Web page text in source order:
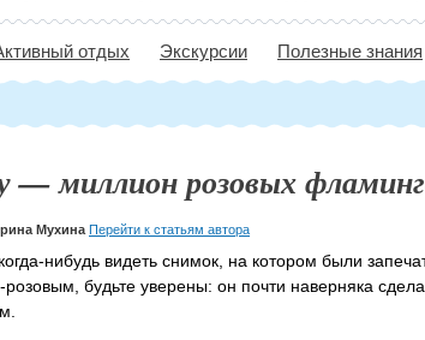
отдых Экскурсии Полезные знания
— миллион розовых
Мухина Перейти к статьям автора
нибудь видеть снимок, на котором были
розовым, будьте уверены: он почти наверняка